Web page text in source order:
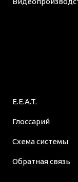
E.E.A.T.
Глоссарий
Схема системы
Обратная связь